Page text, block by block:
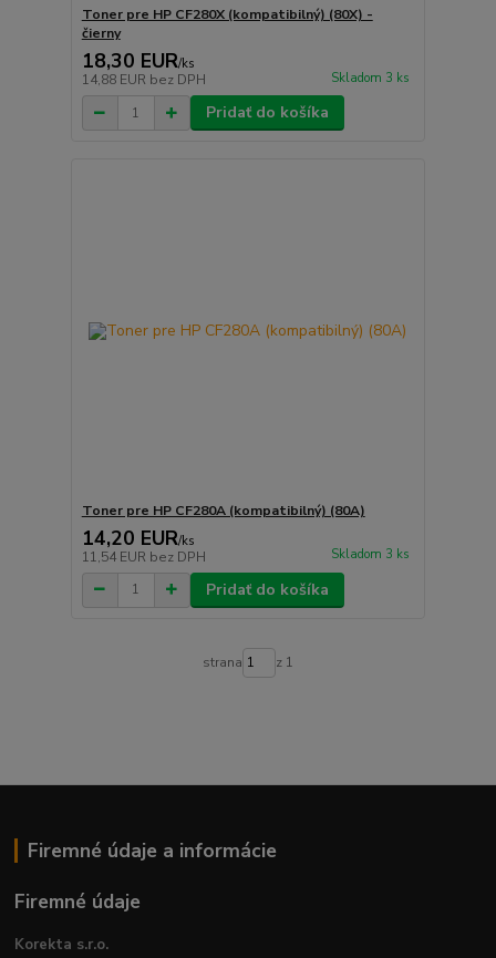
Toner pre HP CF280X (kompatibilný) (80X) -
čierny
18,30 EUR/ks
14,88 EUR bez DPH Skladom 3 ks
Pridať do košíka
Toner pre HP CF280A (kompatibilný) (80A)
14,20 EUR/ks
11,54 EUR bez DPH Skladom 3 ks
Pridať do košíka
strana z 1
Firemné údaje a informácie
Firemné údaje
Korekta s.r.o.